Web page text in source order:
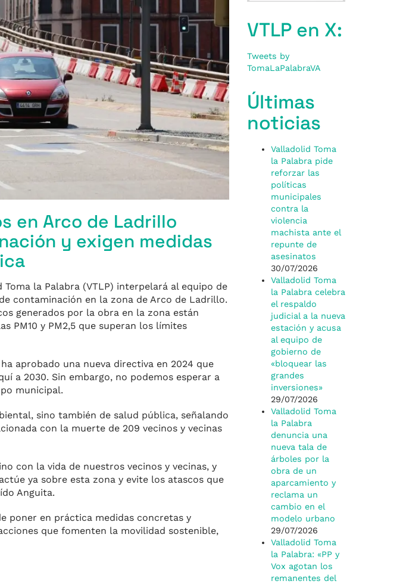
en Arco de Ladrillo
y exigen medidas
la Palabra (VTLP) interpelará al equipo de
contaminación en la zona de Arco de Ladrillo.
generados por la obra en la zona están
PM10 y PM2,5 que superan los límites
aprobado una nueva directiva en 2024 que
a 2030. Sin embargo, no podemos esperar a
municipal.
sino también de salud pública, señalando
con la muerte de 209 vecinos y vecinas
con la vida de nuestros vecinos y vecinas, y
ya sobre esta zona y evite los atascos que
Anguita.
poner en práctica medidas concretas y
que fomenten la movilidad sostenible,
VTLP en X:
Tweets by
TomaLaPalabraVA
Últimas
noticias
Valladolid Toma
la Palabra pide
reforzar las
políticas
municipales
contra la
violencia
machista ante el
repunte de
asesinatos
30/07/2026
Valladolid Toma
la Palabra celebra
el respaldo
judicial a la nueva
estación y acusa
al equipo de
gobierno de
«bloquear las
grandes
inversiones»
29/07/2026
Valladolid Toma
la Palabra
denuncia una
nueva tala de
árboles por la
obra de un
aparcamiento y
reclama un
cambio en el
modelo urbano
29/07/2026
Valladolid Toma
la Palabra: «PP y
Vox agotan los
remanentes del